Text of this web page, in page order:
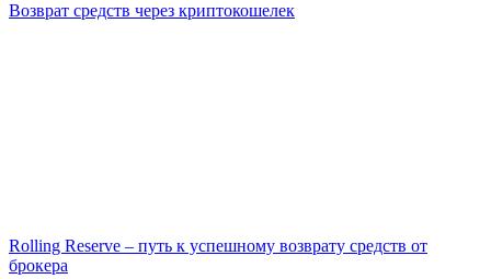
Возврат средств через криптокошелек
Rolling Reserve – путь к успешному возврату средств от
брокера